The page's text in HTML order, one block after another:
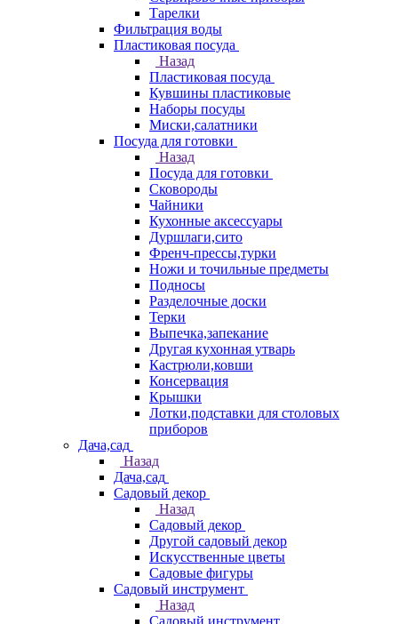
Тарелки
Фильтрация воды
Пластиковая посуда
Назад
Пластиковая посуда
Кувшины пластиковые
Наборы посуды
Миски,салатники
Посуда для готовки
Назад
Посуда для готовки
Сковороды
Чайники
Кухонные аксессуары
Дуршлаги,сито
Френч-прессы,турки
Ножи и точильные предметы
Подносы
Разделочные доски
Терки
Выпечка,запекание
Другая кухонная утварь
Кастрюли,ковши
Консервация
Крышки
Лотки,подставки для столовых
приборов
Дача,сад
Назад
Дача,сад
Садовый декор
Назад
Садовый декор
Другой садовый декор
Искусственные цветы
Садовые фигуры
Садовый инструмент
Назад
Садовый инструмент